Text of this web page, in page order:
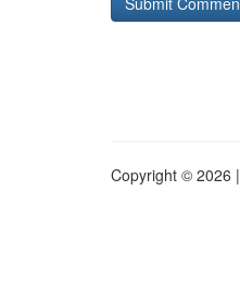
Copyright © 2026 |